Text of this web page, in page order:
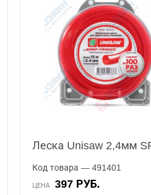
Леска Unisaw 2,4мм
Код товара — 491401
ЦЕНА 397 РУБ.